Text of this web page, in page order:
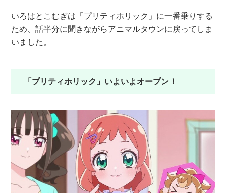
いろはとこむぎは「プリティホリック」に一番乗りする
ため、話半分に聞きながらアニマルタウンに戻ってしま
いました。
「プリティホリック」いよいよオープン！